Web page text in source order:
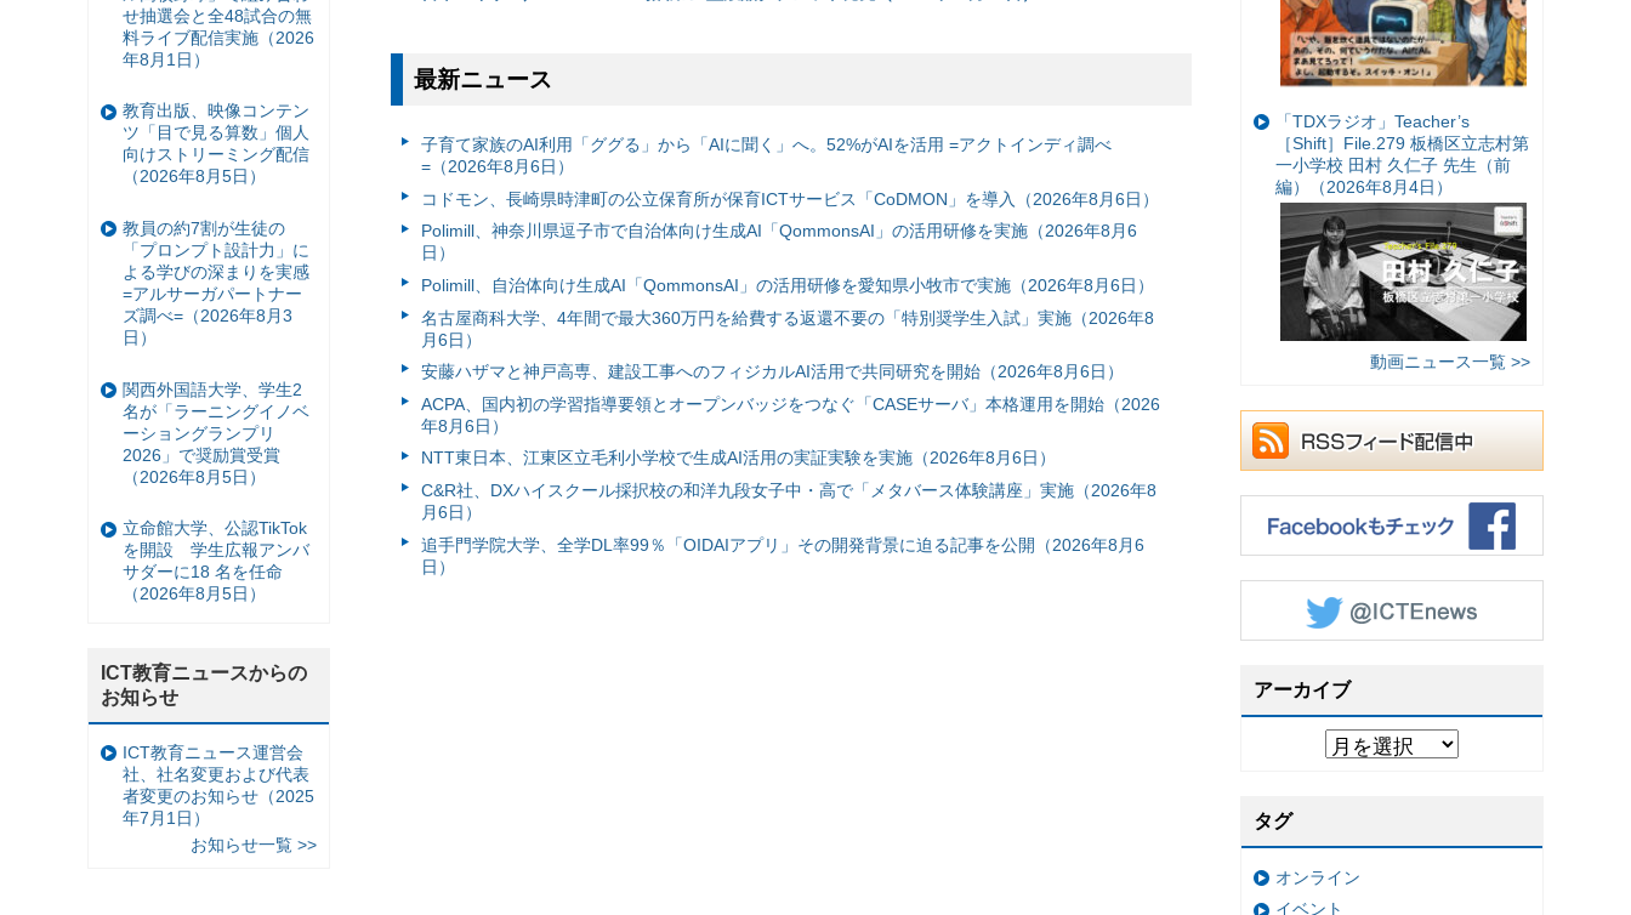
最新ニュース
子育て家族のAI利用「ググる」から「AIに聞く」へ。52%がAIを活用 =アクトインディ調べ
=（2026年8月6日）
コドモン、長崎県時津町の公立保育所が保育ICTサービス「CoDMON」を導入（2026年8月6日）
Polimill、神奈川県逗子市で自治体向け生成AI「QommonsAI」の活用研修を実施（2026年8月6
日）
Polimill、自治体向け生成AI「QommonsAI」の活用研修を愛知県小牧市で実施（2026年8月6日）
名古屋商科大学、4年間で最大360万円を給費する返還不要の「特別奨学生入試」実施（2026年8
月6日）
安藤ハザマと神戸高専、建設工事へのフィジカルAI活用で共同研究を開始（2026年8月6日）
ACPA、国内初の学習指導要領とオープンバッジをつなぐ「CASEサーバ」本格運用を開始（2026
年8月6日）
NTT東日本、江東区立毛利小学校で生成AI活用の実証実験を実施（2026年8月6日）
C&R社、DXハイスクール採択校の和洋九段女子中・高で「メタバース体験講座」実施（2026年8
月6日）
追手門学院大学、全学DL率99％「OIDAIアプリ」その開発背景に迫る記事を公開（2026年8月6
日）
「TDXラジオ」Teacher’s
［Shift］File.279 板橋区立志村第
一小学校 田村 久仁子 先生（前
編）（2026年8月4日）
動画ニュース一覧 >>
アーカイブ
タグ
オンライン
イベント
せ抽選会と全48試合の無
料ライブ配信実施（2026
年8月1日）
教育出版、映像コンテン
ツ「目で見る算数」個人
向けストリーミング配信
（2026年8月5日）
教員の約7割が生徒の
「プロンプト設計力」に
よる学びの深まりを実感
=アルサーガパートナー
ズ調べ=（2026年8月3
日）
関西外国語大学、学生2
名が「ラーニングイノベ
ーショングランプリ
2026」で奨励賞受賞
（2026年8月5日）
立命館大学、公認TikTok
を開設 学生広報アンバ
サダーに18 名を任命
（2026年8月5日）
ICT教育ニュースからの
お知らせ
ICT教育ニュース運営会
社、社名変更および代表
者変更のお知らせ（2025
年7月1日）
お知らせ一覧 >>